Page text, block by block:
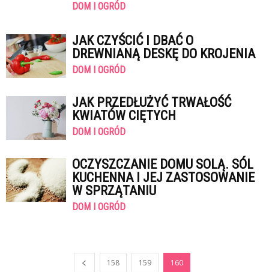
DOM I OGRÓD
JAK CZYŚCIĆ I DBAĆ O
DREWNIANĄ DESKĘ DO KROJENIA
DOM I OGRÓD
JAK PRZEDŁUŻYĆ TRWAŁOŚĆ
KWIATÓW CIĘTYCH
DOM I OGRÓD
OCZYSZCZANIE DOMU SOLĄ. SÓL
KUCHENNA I JEJ ZASTOSOWANIE
W SPRZĄTANIU
DOM I OGRÓD
158 159 160